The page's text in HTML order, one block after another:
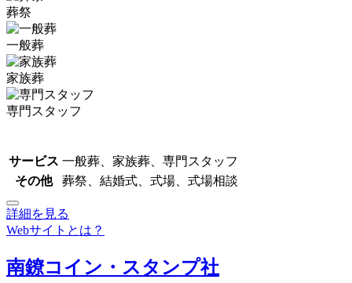
葬祭
一般葬
家族葬
専門スタッフ
サービス 一般葬、家族葬、専門スタッフ
その他
葬祭、結婚式、式場、式場相談
詳細を見る
Webサイトとは？
南鐐コイン・スタンプ社